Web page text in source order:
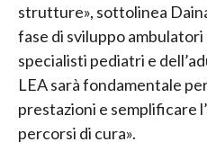
strutture», sottolinea
fase di sviluppo
specialisti pediatri e
LEA sarà fondamentale
prestazioni e semplificare
percorsi di cura».